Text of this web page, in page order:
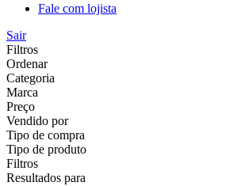
Fale com lojista
Sair
Filtros
Ordenar
Categoria
Marca
Preço
Vendido por
Tipo de compra
Tipo de produto
Filtros
Resultados para